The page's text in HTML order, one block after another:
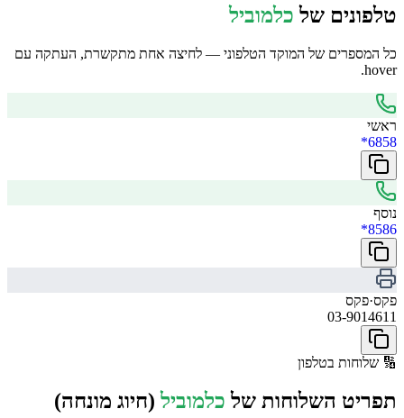
טלפונים של כלמוביל
כל המספרים של המוקד הטלפוני — לחיצה אחת מתקשרת, העתקה עם
hover.
ראשי
*6858
נוסף
*8586
פקס·פקס
03-9014611
🔢 שלוחות בטלפון
תפריט השלוחות של כלמוביל (חיוג מונחה)